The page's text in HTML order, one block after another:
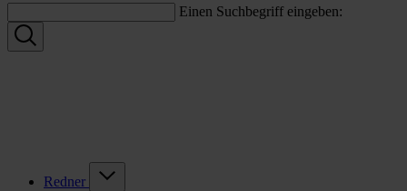
Einen Suchbegriff eingeben:
Redner